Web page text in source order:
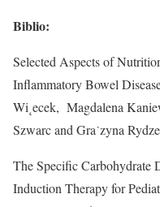
Biblio:
Selected Aspects of
Inflammatory Bowel
Wi˛ecek, Magdalena
Szwarc and Gra˙zyna
The Specific Carbohydrate
Induction Therapy for